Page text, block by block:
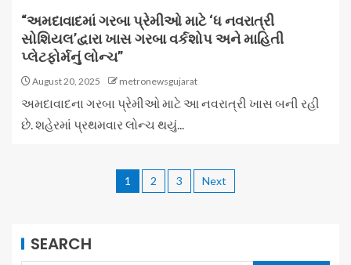
“અમદાવાદમાં ગરબા પ્રેમીઓ માટે ‘ધ નવરાત્રી
સોશિયલ’દ્વારા ખાસ ગરબા વર્કશોપ અને માહિતી
પ્લેટફોર્મનું લોન્ચ”
August 20, 2025 metronewsgujarat
અમદાવાદના ગરબા પ્રેમીઓ માટે આ નવરાત્રી ખાસ બની રહી
છે. શહેરમાં પ્રથમવાર લોન્ચ થયું...
1 2 3 Next
SEARCH